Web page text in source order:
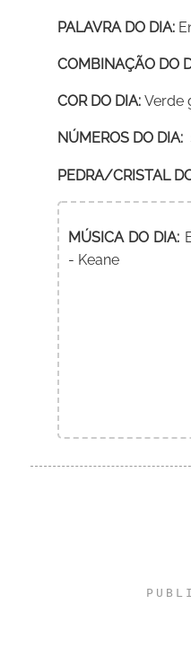
PALAVRA DO DIA:
COMBINAÇÃO DO
COR DO DIA: Verde
NÚMEROS DO DIA:
PEDRA/CRISTAL
MÚSICA DO DIA:
- Keane